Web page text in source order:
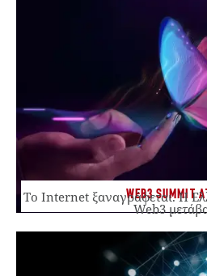
WEB3 SUMMIT
Το Internet ξαναγράφεται. Η
Web3